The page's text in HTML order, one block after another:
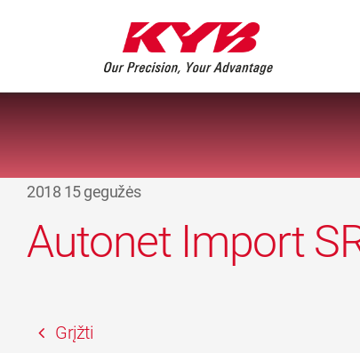
2018 15 gegužės
Autonet Import
Grįžti